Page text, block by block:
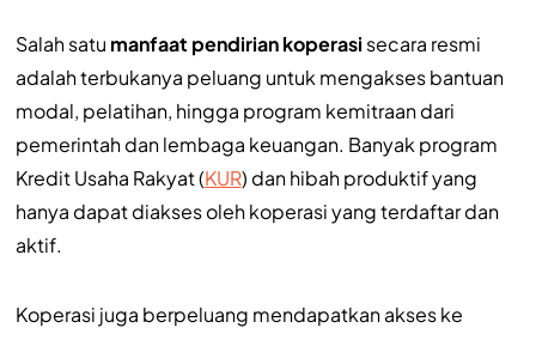
Salah satu manfaat pendirian koperasi secara resmi
adalah terbukanya peluang untuk mengakses bantuan
modal, pelatihan, hingga program kemitraan dari
pemerintah dan lembaga keuangan. Banyak program
Kredit Usaha Rakyat (KUR) dan hibah produktif yang
hanya dapat diakses oleh koperasi yang terdaftar dan
aktif.
Koperasi juga berpeluang mendapatkan akses ke